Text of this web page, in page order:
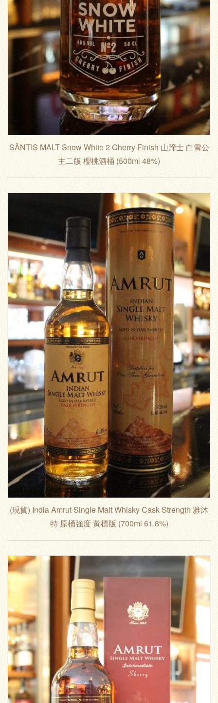
SÄNTIS MALT Snow White 2 Cherry Finish 山蹄士 白雪公
主二版 櫻桃酒桶 (500ml 48%)
(現貨) India Amrut Single Malt Whisky Cask Strength 雅沐
特 原桶強度 黃標版 (700ml 61.8%)